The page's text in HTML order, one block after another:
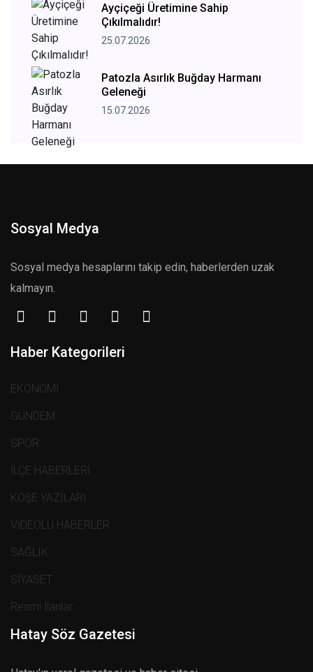
Ayçiçeği Üretimine Sahip
Çıkılmalıdır!
25.07.2026
Patozla Asırlık Buğday Harmanı
Geleneği
15.07.2026
Sosyal Medya
Sosyal medya hesaplarını takip edin, haberlerden uzak
kalmayın.
Haber Kategorileri
EKONOMİ
GÜNDEM
SPOR
İLÇE HABERLERİ
KÖŞE YAZILARI
VİDEOLU HABERLER
SAĞLIK
SİYASET
Resmi İlanlar
Hatay Söz Gazetesi